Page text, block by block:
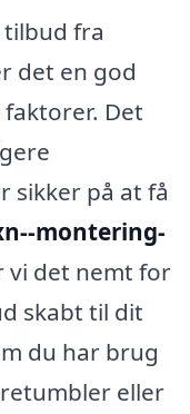
fra
det en god
Det
sikker på at få
montering-
vi det nemt for
skabt til dit
du har brug
eller